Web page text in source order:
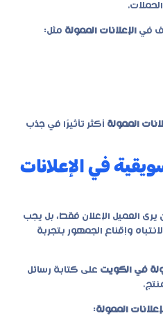
في الإعلانات الممولة مثل:
الممولة أكثر تأثيرًا في جذب
في الإعلانات
يرى العميل الإعلان فقط، بل يجب
وإقناع الجمهور بتجربة
في الكويت على كتابة رسائل
الممولة: